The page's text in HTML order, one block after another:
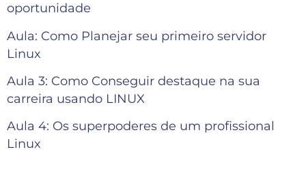
oportunidade
Aula: Como Planejar seu primeiro servidor
Linux
Aula 3: Como Conseguir destaque na sua
carreira usando LINUX
Aula 4: Os superpoderes de um profissional
Linux